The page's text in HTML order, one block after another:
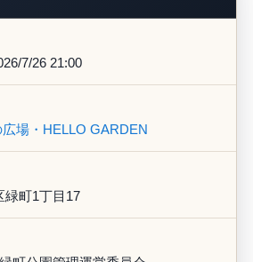
7/26 21:00
場・HELLO GARDEN
緑町1丁目17